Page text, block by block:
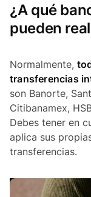
¿A qué
pueden
Normalmente,
transferencias
son Banorte,
Citibanamex,
Debes tener en
aplica sus
transferencias.